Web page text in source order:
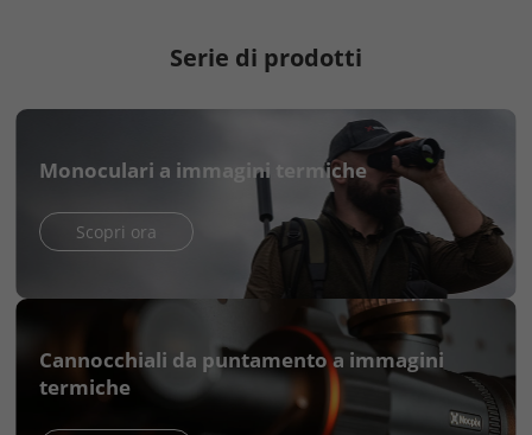
Serie di prodotti
Monoculari a immagini termiche
Scopri ora
Cannocchiali da puntamento a immagini
termiche